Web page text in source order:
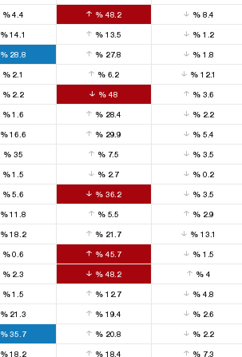
%4.4 %48.2 %8.4
%14.1 %13.5 %1.2
%28.8 %27.8 %1.8
%2.1 %6.2 %12.1
%2.2 % 48 %3.6
%1.6 %28.4 %2.2
%16.6 %29.9 %5.4
% 35 %7.5 %3.5
%1.5 %2.7 %0.2
%5.6 %36.2 %3.5
%11.8 %5.5 %2.9
%18.2 %21.7 %13.1
%0.6 %45.7 %1.5
%2.3 %48.2 % 4
%1.5 %12.7 %4.8
%21.3 %19.4 %2.6
%35.7 %20.8 %2.2
%18.2 %18.4 %7.3